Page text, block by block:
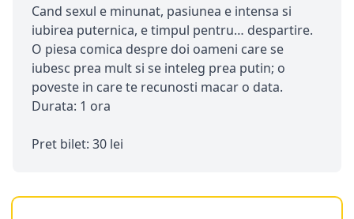
Cand sexul e minunat, pasiunea e intensa si
iubirea puternica, e timpul pentru… despartire.
O piesa comica despre doi oameni care se
iubesc prea mult si se inteleg prea putin; o
poveste in care te recunosti macar o data.
Durata: 1 ora
Pret bilet: 30 lei